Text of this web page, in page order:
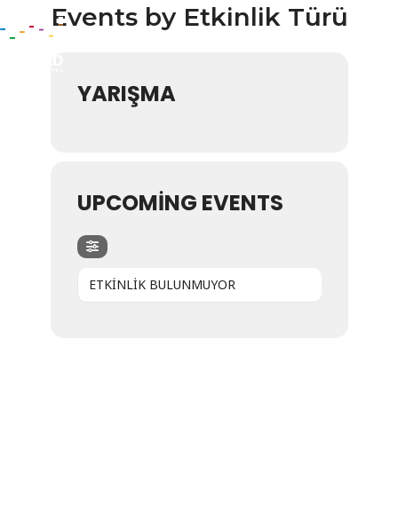
Events by Etkinlik Türü
YARIŞMA
UPCOMING EVENTS
ETKİNLİK BULUNMUYOR